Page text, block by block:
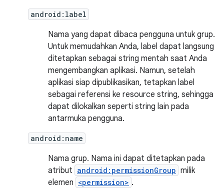
android:label
Nama yang dapat dibaca pengguna untuk grup.
Untuk memudahkan Anda, label dapat langsung
ditetapkan sebagai string mentah saat Anda
mengembangkan aplikasi. Namun, setelah
aplikasi siap dipublikasikan, tetapkan label
sebagai referensi ke resource string, sehingga
dapat dilokalkan seperti string lain pada
antarmuka pengguna.
android:name
Nama grup. Nama ini dapat ditetapkan pada
atribut android:permissionGroup milik
elemen <permission> .